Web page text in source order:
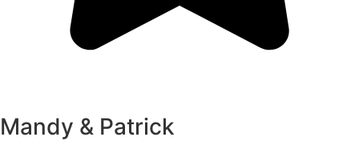
Mandy & Patrick